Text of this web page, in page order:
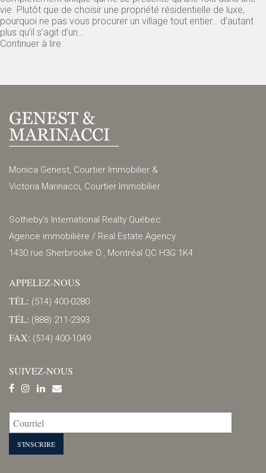
vie. Plutôt que de choisir une propriété résidentielle de luxe,
pourquoi ne pas vous procurer un village tout entier… d’autant
plus qu’il s’agit d’un…
Continuer à lire
Monica Genest, Courtier Immobilier &
Victoria Marinacci, Courtier Immobilier
Sotheby’s International Realty Québec
Agence immobilière / Real Estate Agency
1430 rue Sherbrooke O., Montréal QC H3G 1K4
APPELEZ-NOUS
TÉL: (514) 400-0280
TÉL: (888) 211-2393
FAX: (514) 400-1049
SUIVEZ-NOUS